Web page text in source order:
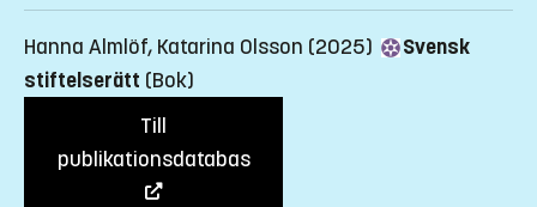
Hanna Almlöf, Katarina Olsson (2025)
Svensk
stiftelserätt (Bok)
Till
publikationsdatabas